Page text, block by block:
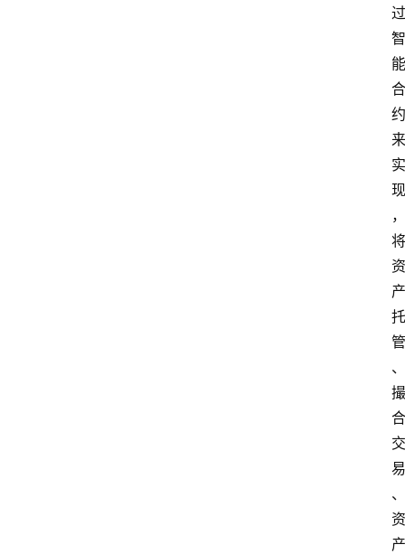
过
智
能
合
约
来
实
现
，
将
资
产
托
管
、
撮
合
交
易
、
资
产